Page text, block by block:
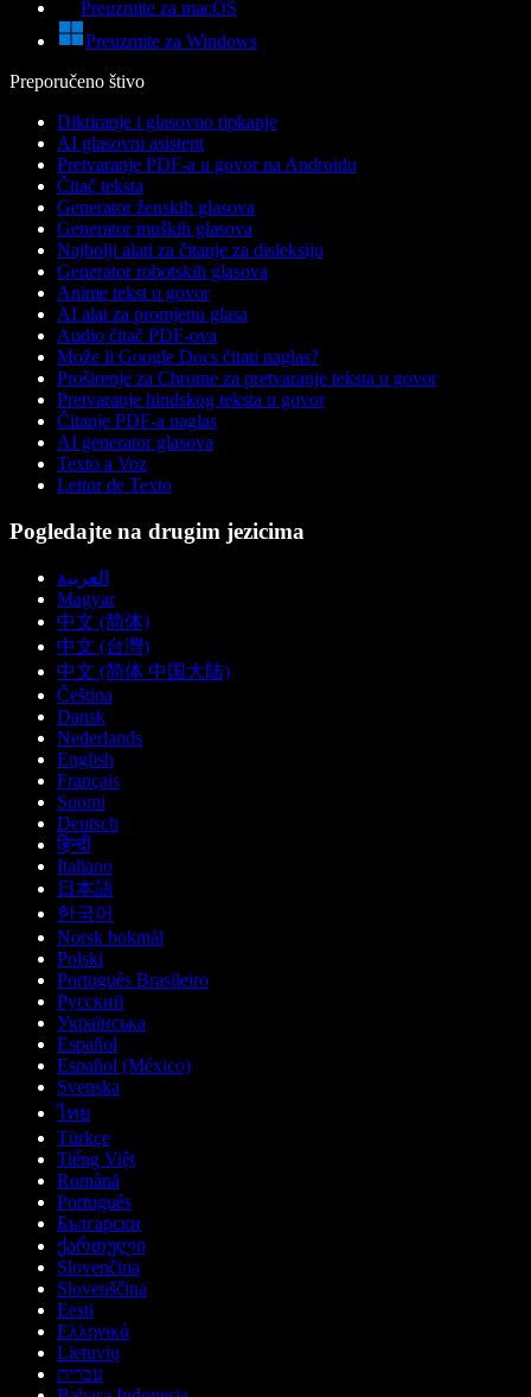
Preuzmite za macOS
Preuzmite za Windows
Preporučeno štivo
Diktiranje i glasovno tipkanje
AI glasovni asistent
Pretvaranje PDF-a u govor na Androidu
Čitač teksta
Generator ženskih glasova
Generator muških glasova
Najbolji alati za čitanje za disleksiju
Generator robotskih glasova
Anime tekst u govor
AI alat za promjenu glasa
Audio čitač PDF-ova
Može li Google Docs čitati naglas?
Proširenje za Chrome za pretvaranje teksta u govor
Pretvaranje hindskog teksta u govor
Čitanje PDF-a naglas
AI generator glasova
Texto a Voz
Leitor de Texto
Pogledajte na drugim jezicima
العربية
Magyar
中文 (简体)
中文 (台灣)
中文 (简体 中国大陆)
Čeština
Dansk
Nederlands
English
Français
Suomi
Deutsch
हिन्दी
Italiano
日本語
한국어
Norsk bokmål
Polski
Português Brasileiro
Русский
Українська
Español
Español (México)
Svenska
ไทย
Türkçe
Tiếng Việt
Română
Português
Български
ქართული
Slovenčina
Slovenščina
Eesti
Ελληνικά
Lietuvių
עברית